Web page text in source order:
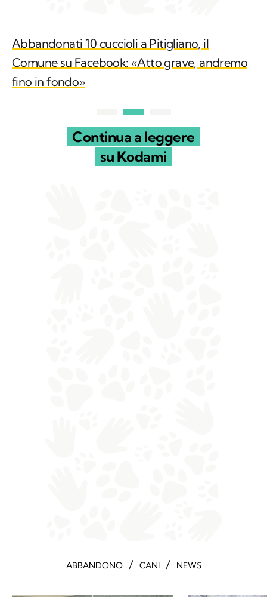
Abbandonati 10 cuccioli a Pitigliano, il
Comune su Facebook: «Atto grave, andremo
fino in fondo»
Continua a leggere
su Kodami
ABBANDONO / CANI / NEWS